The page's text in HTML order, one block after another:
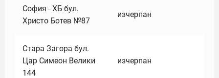
София - ХБ бул.
Христо Ботев №87
изчерпан
Стара Загора бул.
Цар Симеон Велики
144
изчерпан